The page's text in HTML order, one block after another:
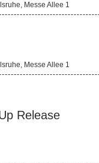
Messe Allee 1
Messe Allee 1
Release